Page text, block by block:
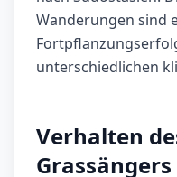
Wanderungen sind
unterschiedlichen
Verhalten
Grassängers